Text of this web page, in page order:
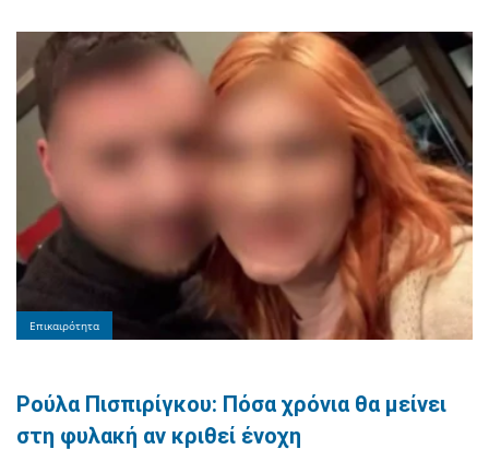
Επικαιρότητα
Ρούλα Πισπιρίγκου: Πόσα χρόνια θα μείνει
στη φυλακή αν κριθεί ένοχη